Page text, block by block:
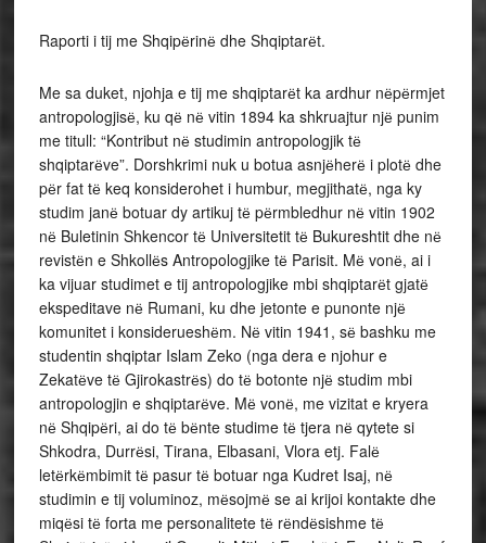
Raporti i tij me Shqipёrinё dhe Shqiptarёt.
Me sa duket, njohja e tij me shqiptarёt ka ardhur nёpёrmjet
antropologjisё, ku qё nё vitin 1894 ka shkruajtur njё punim
me titull: “Kontribut nё studimin antropologjik tё
shqiptarёve”. Dorshkrimi nuk u botua asnjёherё i plotё dhe
pёr fat tё keq konsiderohet i humbur, megjithatё, nga ky
studim janё botuar dy artikuj tё pёrmbledhur nё vitin 1902
nё Buletinin Shkencor tё Universitetit tё Bukureshtit dhe nё
revistёn e Shkollёs Antropologjike tё Parisit. Mё vonё, ai i
ka vijuar studimet e tij antropologjike mbi shqiptarёt gjatё
ekspeditave nё Rumani, ku dhe jetonte e punonte njё
komunitet i konsiderueshёm. Nё vitin 1941, sё bashku me
studentin shqiptar Islam Zeko (nga dera e njohur e
Zekatёve tё Gjirokastrёs) do tё botonte njё studim mbi
antropologjin e shqiptarёve. Mё vonё, me vizitat e kryera
nё Shqipёri, ai do tё bёnte studime tё tjera nё qytete si
Shkodra, Durrёsi, Tirana, Elbasani, Vlora etj. Falё
letёrkёmbimit tё pasur tё botuar nga Kudret Isaj, nё
studimin e tij voluminoz, mёsojmё se ai krijoi kontakte dhe
miqёsi tё forta me personalitete tё rёndёsishme tё